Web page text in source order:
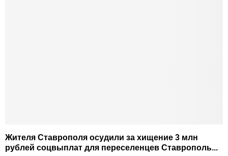
Жителя Ставрополя осудили за хищение 3 млн
рублей соцвыплат для переселенцев Ставрополь...